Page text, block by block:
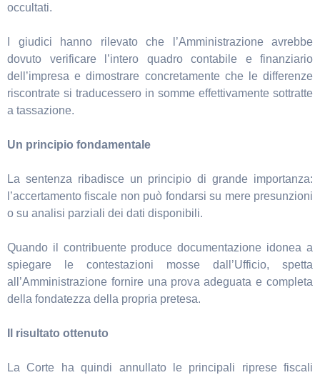
occultati.
I giudici hanno rilevato che l’Amministrazione avrebbe
dovuto verificare l’intero quadro contabile e finanziario
dell’impresa e dimostrare concretamente che le differenze
riscontrate si traducessero in somme effettivamente sottratte
a tassazione.
Un principio fondamentale
La sentenza ribadisce un principio di grande importanza:
l’accertamento fiscale non può fondarsi su mere presunzioni
o su analisi parziali dei dati disponibili.
Quando il contribuente produce documentazione idonea a
spiegare le contestazioni mosse dall’Ufficio, spetta
all’Amministrazione fornire una prova adeguata e completa
della fondatezza della propria pretesa.
Il risultato ottenuto
La Corte ha quindi annullato le principali riprese fiscali